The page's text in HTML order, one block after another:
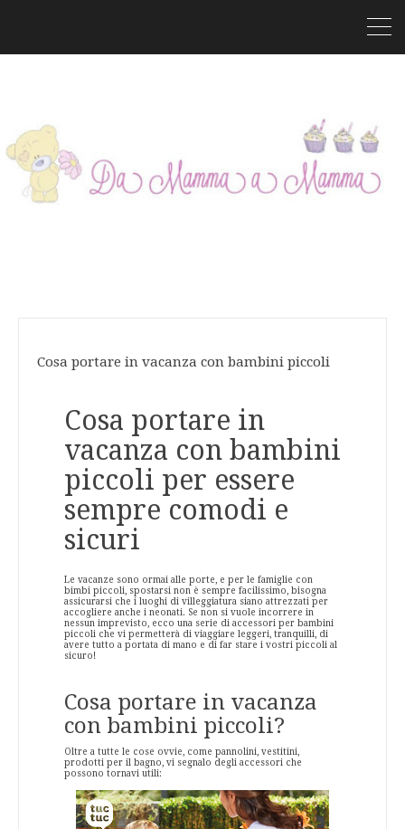
Cosa portare in vacanza con bambini piccoli
Cosa portare in
vacanza con bambini
piccoli per essere
sempre comodi e
sicuri
Le vacanze sono ormai alle porte, e per le famiglie con
bimbi piccoli, spostarsi non è sempre facilissimo, bisogna
assicurarsi che i luoghi di villeggiatura siano attrezzati per
accogliere anche i neonati. Se non si vuole incorrere in
nessun imprevisto, ecco una serie di accessori per bambini
piccoli che vi permetterà di viaggiare leggeri, tranquilli, di
avere tutto a portata di mano e di far stare i vostri piccoli al
sicuro!
Cosa portare in vacanza
con bambini piccoli?
Oltre a tutte le cose ovvie, come pannolini, vestitini,
prodotti per il bagno, vi segnalo degli accessori che
possono tornavi utili: